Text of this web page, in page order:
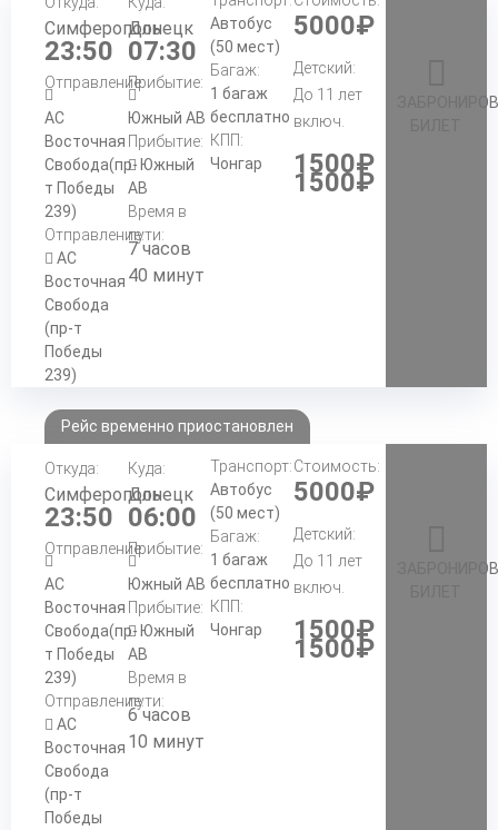
Симферополь
23:50
Отправление:
АС
Восточная
Свобода(пр-
т Победы
239)
Отправление:
АС
Восточная
Свобода
(пр-т
Победы
239)
Донецк
07:30
Прибытие:
Южный АВ
Прибытие:
Южный
АВ
Время в
пути:
7 часов
40 минут
Автобус
(50 мест)
Багаж:
1 багаж
бесплатно
КПП:
Чонгар
5000₽
Детский:
До 11 лет
включ.
1500₽
1500₽
Рейс временно приостановлен
Откуда:
Симферополь
23:50
Отправление:
АС
Восточная
Свобода(пр-
т Победы
239)
Отправление:
АС
Восточная
Свобода
(пр-т
Победы
Куда:
Донецк
06:00
Прибытие:
Южный АВ
Прибытие:
Южный
АВ
Время в
пути:
6 часов
10 минут
Транспорт:
Автобус
(50 мест)
Багаж:
1 багаж
бесплатно
КПП:
Чонгар
Стоимость:
5000₽
Детский:
До 11 лет
включ.
1500₽
1500₽